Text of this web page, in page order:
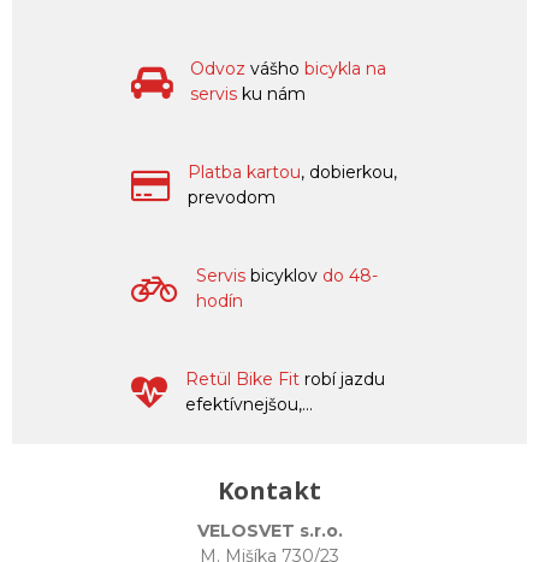
Odvoz vášho bicykla na
servis ku nám
Platba kartou, dobierkou,
prevodom
Servis bicyklov do 48-
hodín
Retül Bike Fit robí jazdu
efektívnejšou,...
Kontakt
VELOSVET s.r.o.
M. Mišíka 730/23